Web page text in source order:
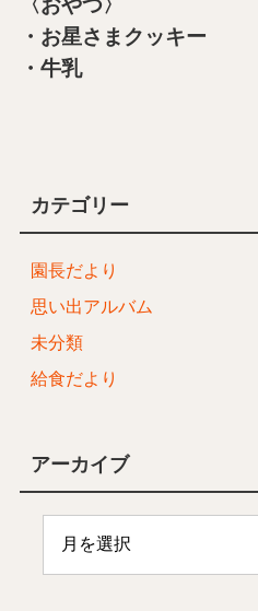
・お星さまクッキー
・牛乳
カテゴリー
園長だより
思い出アルバム
未分類
給食だより
アーカイブ